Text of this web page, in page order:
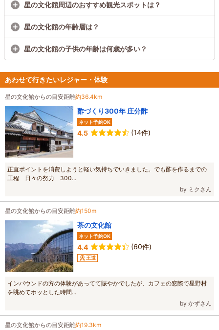
星の文化館周辺のおすすめ観光スポットは？
星の文化館の年齢層は？
星の文化館の子供の年齢は何歳が多い？
あわせて行きたいレジャー・体験
星の文化館からの目安距離約36.4km
酢づくり300年 庄分酢
ネット予約OK
4.5 (14件)
正直ポイントを消費しようと軽い気持ちでいきました。でも酢を作るまでの
工程 日々の努力 300...
by ミクさん
星の文化館からの目安距離約150m
茶の文化館
ネット予約OK
4.4 (60件)
王道
インバウンドの方の体験があってて賑やかでしたが、カフェの窓際で星野村
を眺めてホッとした時間...
by かずさん
星の文化館からの目安距離約19.3km